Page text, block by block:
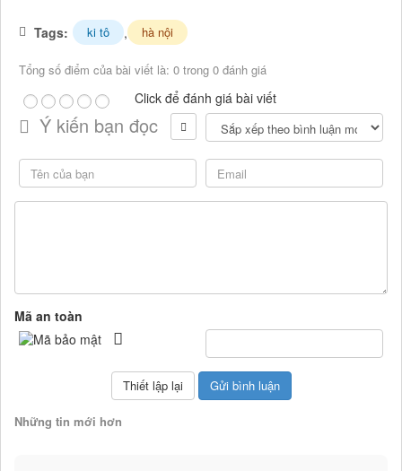
Tags: ki tô , hà nội
Tổng số điểm của bài viết là: 0 trong 0 đánh giá
Click để đánh giá bài viết
Ý kiến bạn đọc
Mã an toàn
Những tin mới hơn